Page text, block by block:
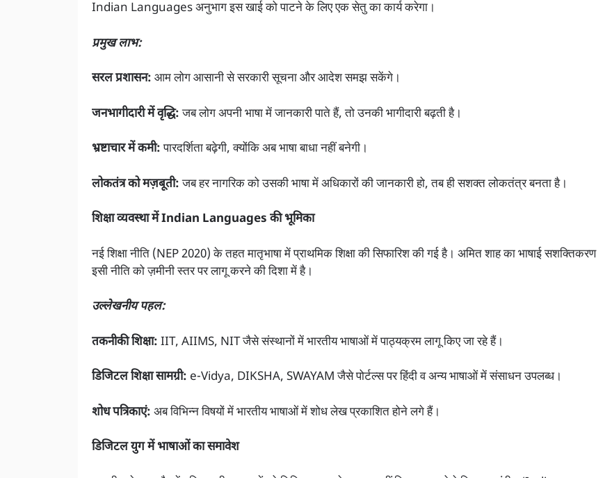
Indian Languages अनुभाग इस खाई को पाटने के लिए एक सेतु का कार्य करेगा।
प्रमुख लाभ:
सरल प्रशासन: आम लोग आसानी से सरकारी सूचना और आदेश समझ सकेंगे।
जनभागीदारी में वृद्धि:जब लोग अपनी भाषा में जानकारी पाते हैं, तो उनकी भागीदारी बढ़ती है।
भ्रष्टाचार में कमी:पारदर्शिता बढ़ेगी, क्योंकि अब भाषा बाधा नहीं बनेगी।
लोकतंत्र को मज़बूती:जब हर नागरिक को उसकी भाषा में अधिकारों की जानकारी हो, तब ही सशक्त लोकतंत्र बनता है।
शिक्षा व्यवस्था में Indian Languages की भूमिका
नई शिक्षा नीति (NEP 2020) के तहत मातृभाषा में प्राथमिक शिक्षा की सिफारिश की गई है। अमित शाह का भाषाई सशक्तिकरण
इसी नीति को ज़मीनी स्तर पर लागू करने की दिशा में है।
उल्लेखनीय पहल:
तकनीकी शिक्षा: IIT, AIIMS, NIT जैसे संस्थानों में भारतीय भाषाओं में पाठ्यक्रम लागू किए जा रहे हैं।
डिजिटल शिक्षा सामग्री: e-Vidya, DIKSHA, SWAYAM जैसे पोर्टल्स पर हिंदी व अन्य भाषाओं में संसाधन उपलब्ध।
शोध पत्रिकाएं: अब विभिन्न विषयों में भारतीय भाषाओं में शोध लेख प्रकाशित होने लगे हैं।
डिजिटल युग में भाषाओं का समावेश